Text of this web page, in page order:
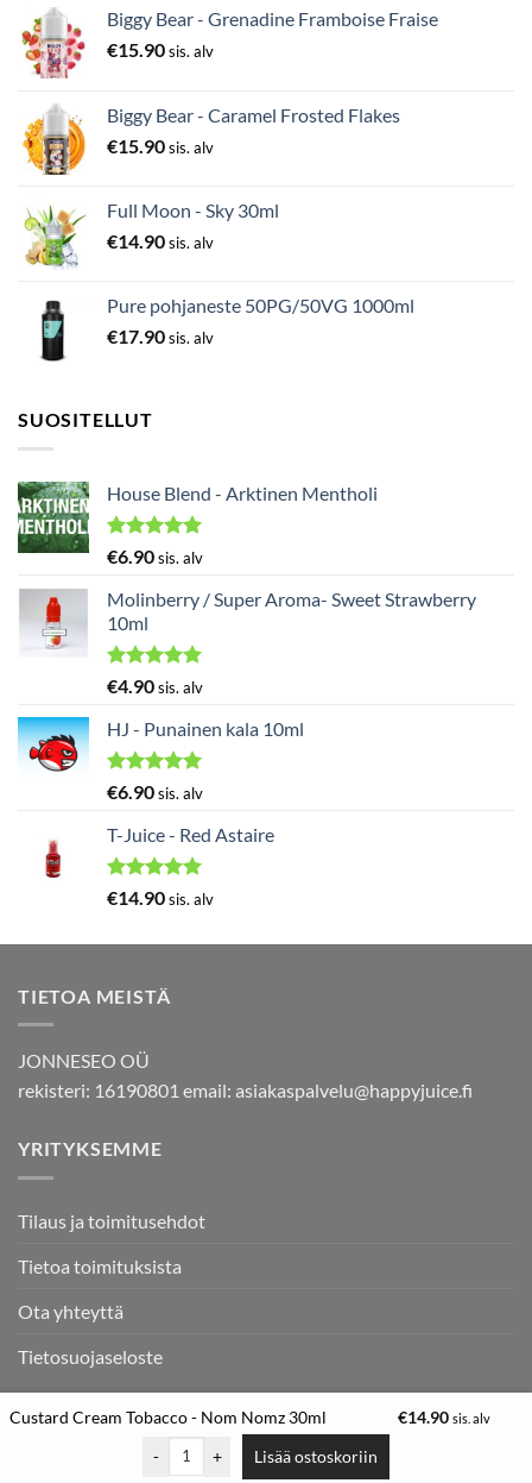
Biggy Bear - Grenadine Framboise Fraise
€15.90sis. alv
Biggy Bear - Caramel Frosted Flakes
€15.90sis. alv
Full Moon - Sky 30ml
€14.90sis. alv
Pure pohjaneste 50PG/50VG 1000ml
€17.90sis. alv
SUOSITELLUT
House Blend - Arktinen Mentholi
Arvostelu
5.00/ 5
€6.90sis. alv
Molinberry / Super Aroma- Sweet Strawberry
10ml
Arvostelu
5.00
/ 5
€4.90sis. alv
HJ - Punainen kala 10ml
Arvostelu
5.00
/ 5
€6.90sis. alv
T-Juice - Red Astaire
Arvostelu
€14.90sis. alv
TIETOA MEISTÄ
JONNESEO OÜ
rekisteri: 16190801 email: asiakaspalvelu@happyjuice.fi
YRITYKSEMME
Tilaus ja toimitusehdot
Tietoa toimituksista
Ota yhteyttä
Tietosuojaseloste
Copyright © Makutiivisteet.com - Makukauppojen ykkönen -
Makutiivistekauppa
Custard Cream Tobacco - Nom Nomz 30ml €14.90 sis. alv
- + Lisää ostoskoriin